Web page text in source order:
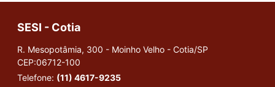
SESI - Cotia
R. Mesopotâmia, 300 - Moinho Velho - Cotia/SP
CEP:06712-100
Telefone: (11) 4617-9235